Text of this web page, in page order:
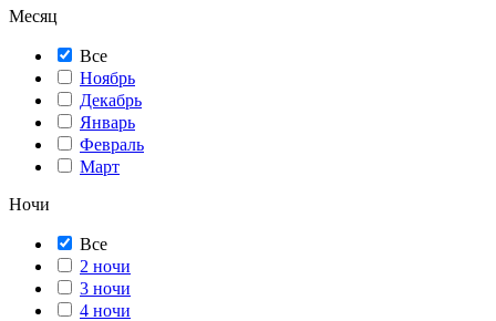
Месяц
Все
Ноябрь
Декабрь
Январь
Февраль
Март
Ночи
Все
2 ночи
3 ночи
4 ночи